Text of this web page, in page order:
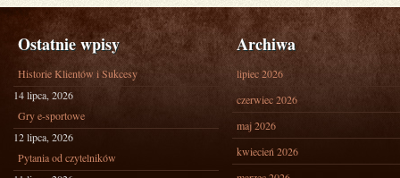
Ostatnie wpisy
Historie Klientów i Sukcesy
14 lipca, 2026
Gry e-sportowe
12 lipca, 2026
Pytania od czytelników
Archiwa
lipiec 2026
czerwiec 2026
maj 2026
kwiecień 2026